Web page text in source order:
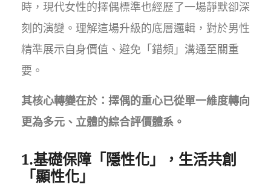
時，現代女性的擇偶標準也經歷了一場靜默卻深
刻的演變。理解這場升級的底層邏輯，對於男性
精準展示自身價值、避免「錯頻」溝通至關重
要。
其核心轉變在於：擇偶的重心已從單一維度轉向
更為多元、立體的綜合評價體系。
1.基礎保障「隱性化」，生活共創
「顯性化」